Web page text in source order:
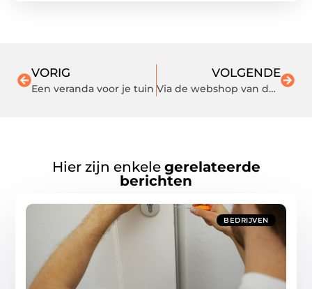
VORIG
Een veranda voor je tuin
VOLGENDE
Via de webshop van deze specialist kunt u houten kozijnen met een lange levensduur online bestellen
Hier zijn enkele gerelateerde
berichten
BEDRIJVEN